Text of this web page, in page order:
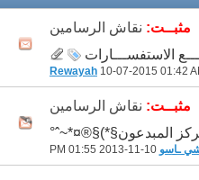
مثبــت: نقاش الرسامين
الاستفســـارات
Rewayah 10-07-2015 01:42
مثبــت: نقاش الرسامين
المبدعون§*)§®¤*~ˆ°
ـاسو 01:55 PM